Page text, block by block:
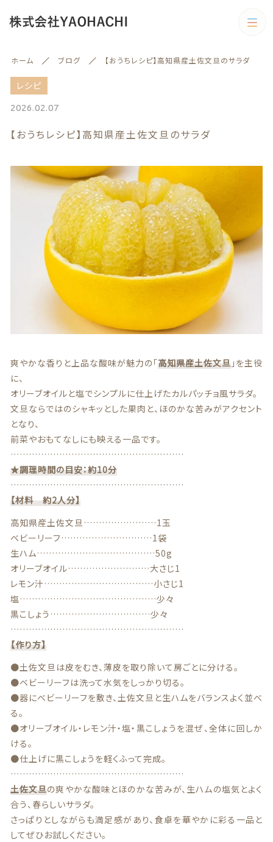
ホーム ブログ 【おうちレシピ】高知県産土佐文旦のサラダ
レシピ
2026.02.07
【おうちレシピ】高知県産土佐文旦のサラダ
爽やかな香りと上品な酸味が魅力の「高知県産土佐文旦 」を主役
に、
オリーブオイルと塩でシンプルに仕上げたカルパッチョ風サラダ。
文旦ならではのシャキッとした果肉と、ほのかな苦みがアクセント
となり、
前菜やおもてなしにも映える一品です。
…………………………………………………
★調理時間の目安：約10分
…………………………………………………
【材料 約2人分】
高知県産土佐文旦……………………1玉
ベビーリーフ…………………………1袋
生ハム…………………………………50g
オリーブオイル………………………大さじ1
レモン汁………………………………小さじ1
塩………………………………………少々
黒こしょう……………………………少々
…………………………………………………
【作り方】
●土佐文旦は皮をむき、薄皮を取り除いて房ごとに分ける。
●ベビーリーフは洗って水気をしっかり切る。
●器にベビーリーフを敷き、土佐文旦と生ハムをバランスよく並べ
る。
●オリーブオイル・レモン汁・塩・黒こしょうを混ぜ、全体に回しか
ける。
●仕上げに黒こしょうを軽くふって完成。
…………………………………………………
土佐文旦の爽やかな酸味とほのかな苦みが、生ハムの塩気とよく
合う、春らしいサラダ。
さっぱりとしながらも満足感があり、食卓を華やかに彩る一品と
してぜひお試しください。
カテゴリー
訳あり商品
カテゴリー一覧
情報セキュリティ基本方針
ランキング
セール商品
新着商品
商品一覧
最近チェックした商品
注文履歴
ご利用ガイド
当店について
ブログ
よくある質問
プライバシーポリシー
特定商取引法に基づく表記
旬の商品
果物
訳あり商品
贈答用商品
親カテゴリー
子カテゴリー
在庫あり セール
並び順